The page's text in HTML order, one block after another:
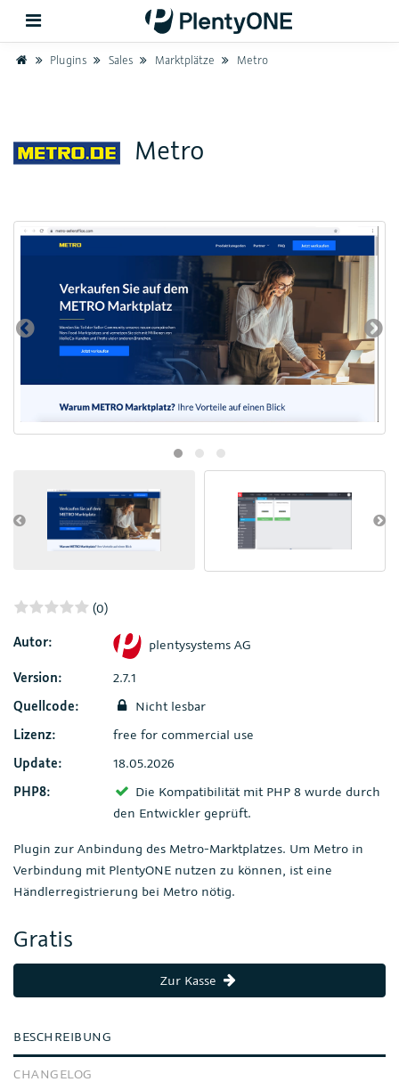
Support
Hardware
HomePlugins Sales Marktplätze Metro
Metro
(0)
Autor:
plentysystems AG
Version:
2.7.1
Quellcode:
Nicht lesbar
Lizenz:
free for commercial use
Update:
18.05.2026
PHP8:
Die Kompatibilität mit PHP 8 wurde durch
den Entwickler geprüft.
Plugin zur Anbindung des Metro-Marktplatzes. Um Metro in
Verbindung mit PlentyONE nutzen zu können, ist eine
Händlerregistrierung bei Metro nötig.
Gratis
Zur Kasse
BESCHREIBUNG
CHANGELOG